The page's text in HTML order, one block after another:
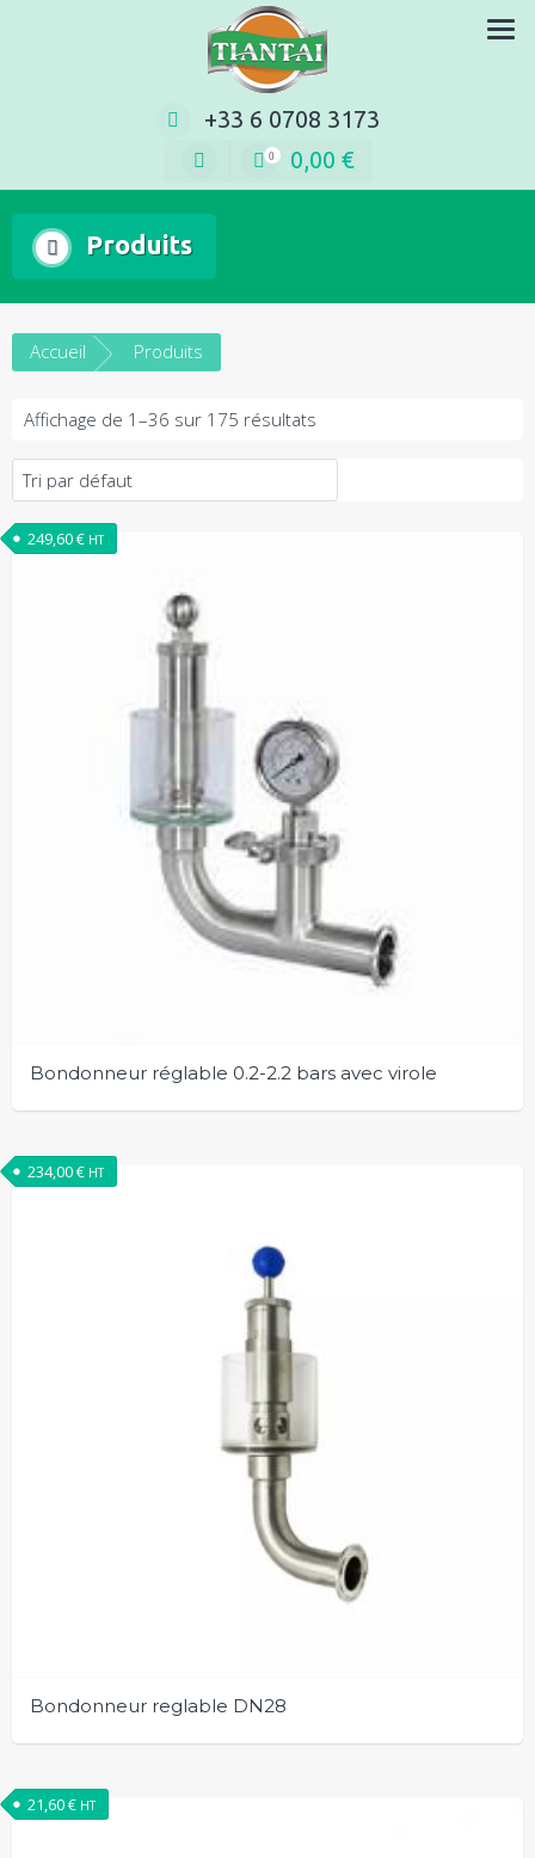
pièces de rechange en ligne
+33 6 0708 3173
0 0,00 €
Produits
Accueil Produits
Affichage de 1–36 sur 175 résultats
Bondonneur réglable 0.2-2.2 bars avec virole
249,60€ HT
Bondonneur reglable DN28
234,00€ HT
21,60€ HT